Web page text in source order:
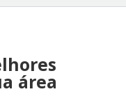
área